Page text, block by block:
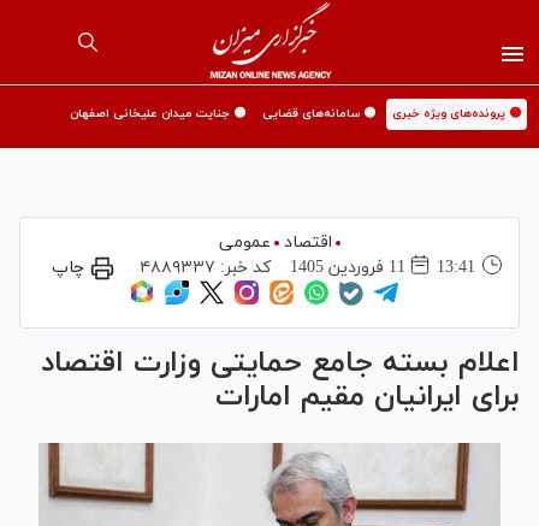
🟡 پرونده‌های ویژه خبری 🟡 سامانه‌های قضایی 🟡 جنایت میدان علیخانی اصفهان
اقتصاد
عمومی
13:41
11 فروردين 1405 کد خبر: ۴۸۸۹۳۳۷ چاپ
اعلام بسته جامع حمایتی وزارت اقتصاد
برای ایرانیان مقیم امارات